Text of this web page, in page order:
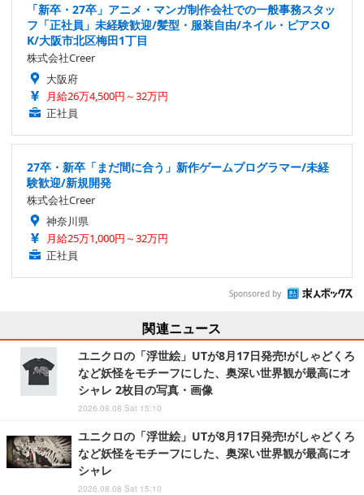
「新卒・27卒」アニメ・マンガ制作会社での一般事務スタッ
フ「正社員」未経験歓迎/髪型・服装自由/ネイル・ピアスO
K/大阪市北区梅田1丁目
株式会社Creer
大阪府
月給26万4,500円～32万円
正社員
27卒・新卒「まだ間に合う」新作ゲームプログラマー/未経
験歓迎/新規開発
株式会社Creer
神奈川県
月給25万1,000円～32万円
正社員
Sponsored by
関連ニュース
ユニクロの「浮世絵」UTが8月17日発売!がしゃどくろ
など妖怪をモチーフにした、奥深い世界観が最高にオ
シャレ 2枚目の写真・画像
2026.08.08 Sat 15:10
ユニクロの「浮世絵」UTが8月17日発売!がしゃどくろ
など妖怪をモチーフにした、奥深い世界観が最高にオ
シャレ
2026.08.08 Sat 15:10